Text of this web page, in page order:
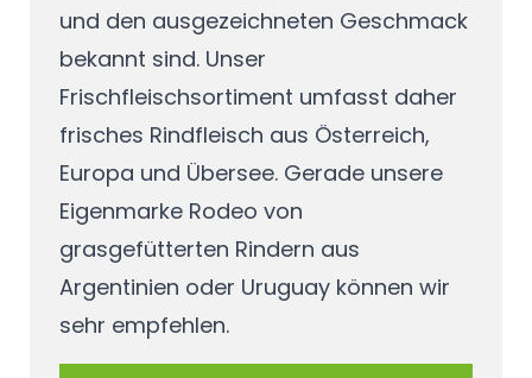
und den ausgezeichneten Geschmack
bekannt sind. Unser
Frischfleischsortiment umfasst daher
frisches Rindfleisch aus Österreich,
Europa und Übersee. Gerade unsere
Eigenmarke Rodeo von
grasgefütterten Rindern aus
Argentinien oder Uruguay können wir
sehr empfehlen.